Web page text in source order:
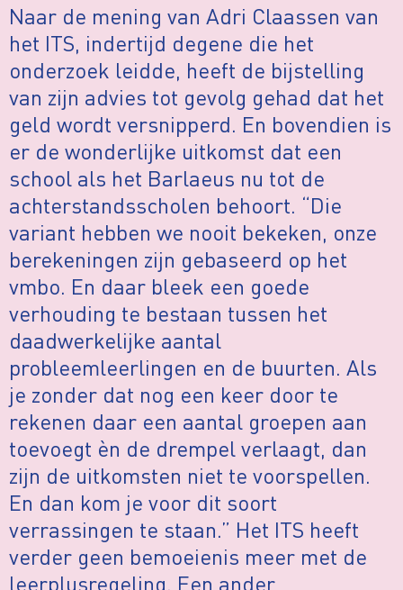
Naar de mening van Adri Claassen van
het ITS, indertijd degene die het
onderzoek leidde, heeft de bijstelling
van zijn advies tot gevolg gehad dat het
geld wordt versnipperd. En bovendien is
er de wonderlijke uitkomst dat een
school als het Barlaeus nu tot de
achterstandsscholen behoort. “Die
variant hebben we nooit bekeken, onze
berekeningen zijn gebaseerd op het
vmbo. En daar bleek een goede
verhouding te bestaan tussen het
daadwerkelijke aantal
probleemleerlingen en de buurten. Als
je zonder dat nog een keer door te
rekenen daar een aantal groepen aan
toevoegt èn de drempel verlaagt, dan
zijn de uitkomsten niet te voorspellen.
En dan kom je voor dit soort
verrassingen te staan.” Het ITS heeft
verder geen bemoeienis meer met de
leerplusregeling. Een ander